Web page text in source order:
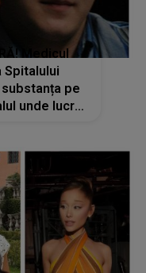
Medicul
Spitalului
pe
unde lucra.